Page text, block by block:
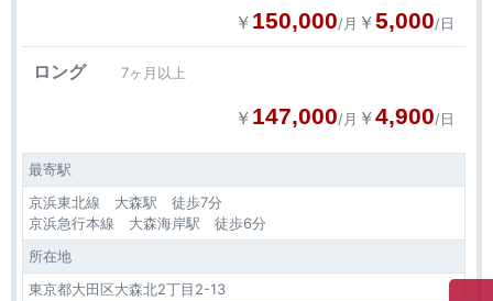
￥ 150,000/月 ￥5,000/日
ロング 7ヶ月以上
￥ 147,000/月 ￥4,900/日
最寄駅
京浜東北線 大森駅 徒歩7分
京浜急行本線 大森海岸駅 徒歩6分
所在地
東京都大田区大森北2丁目2-13